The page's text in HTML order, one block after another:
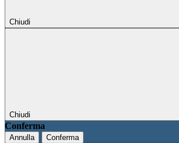
Chiudi
Chiudi
Conferma
Annulla Conferma